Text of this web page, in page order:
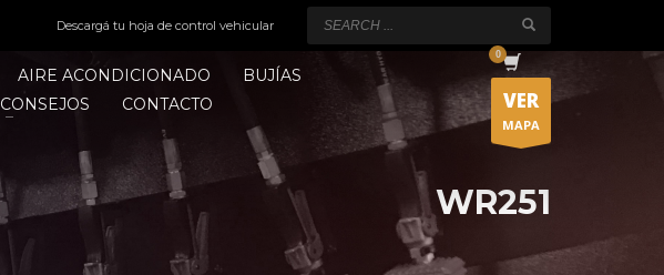
Descargá tu hoja de control vehicular
AIRE ACONDICIONADO
BUJÍAS
CONSEJOS CONTACTO VER
MAPA
WR251